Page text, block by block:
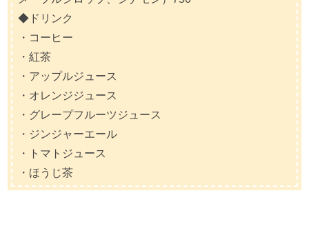
◆ドリンク
・コーヒー
・紅茶
・アップルジュース
・オレンジジュース
・グレープフルーツジュース
・ジンジャーエール
・トマトジュース
・ほうじ茶